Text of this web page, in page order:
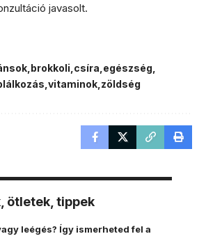
javasolt.
brokkoli csíra egészség
vitaminok zöldség
ötletek, tippek
leégés? Így ismerheted fel a